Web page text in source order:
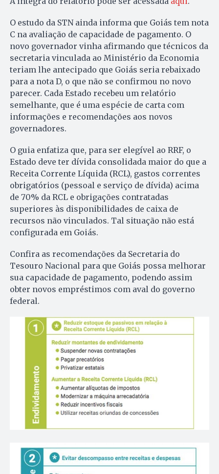
O estudo da STN ainda informa que Goiás tem nota
C na avaliação de capacidade de pagamento. O
novo governador vinha afirmando que técnicos da
secretaria vinculada ao Ministério da Economia
teriam lhe antecipado que Goiás seria rebaixado
para a nota D, o que não se confirmou no novo
parecer. Cada Estado recebeu um relatório
semelhante, que é uma espécie de carta com
informações e recomendações aos novos
governadores.
O guia enfatiza que, para ser elegível ao RRF, o
Estado deve ter dívida consolidada maior do que a
Receita Corrente Líquida (RCL), gastos correntes
obrigatórios (pessoal e serviço de dívida) acima
de 70% da RCL e obrigações contratadas
superiores às disponibilidades de caixa de
recursos não vinculados. Tal situação não está
configurada em Goiás.
Confira as recomendações da Secretaria do
Tesouro Nacional para que Goiás possa melhorar
sua capacidade de pagamento, podendo assim
obter novos empréstimos com aval do governo
federal.